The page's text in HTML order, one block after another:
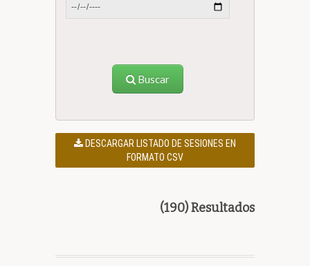
Buscar
DESCARGAR LISTADO DE SESIONES EN
FORMATO CSV
(190) Resultados